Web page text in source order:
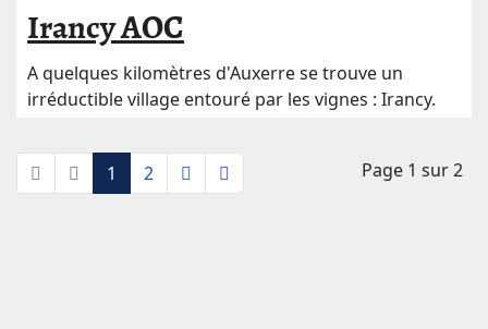
Irancy AOC
A quelques kilomètres d'Auxerre se trouve un
irréductible village entouré par les vignes : Irancy.
Page 1 sur 2
1 2